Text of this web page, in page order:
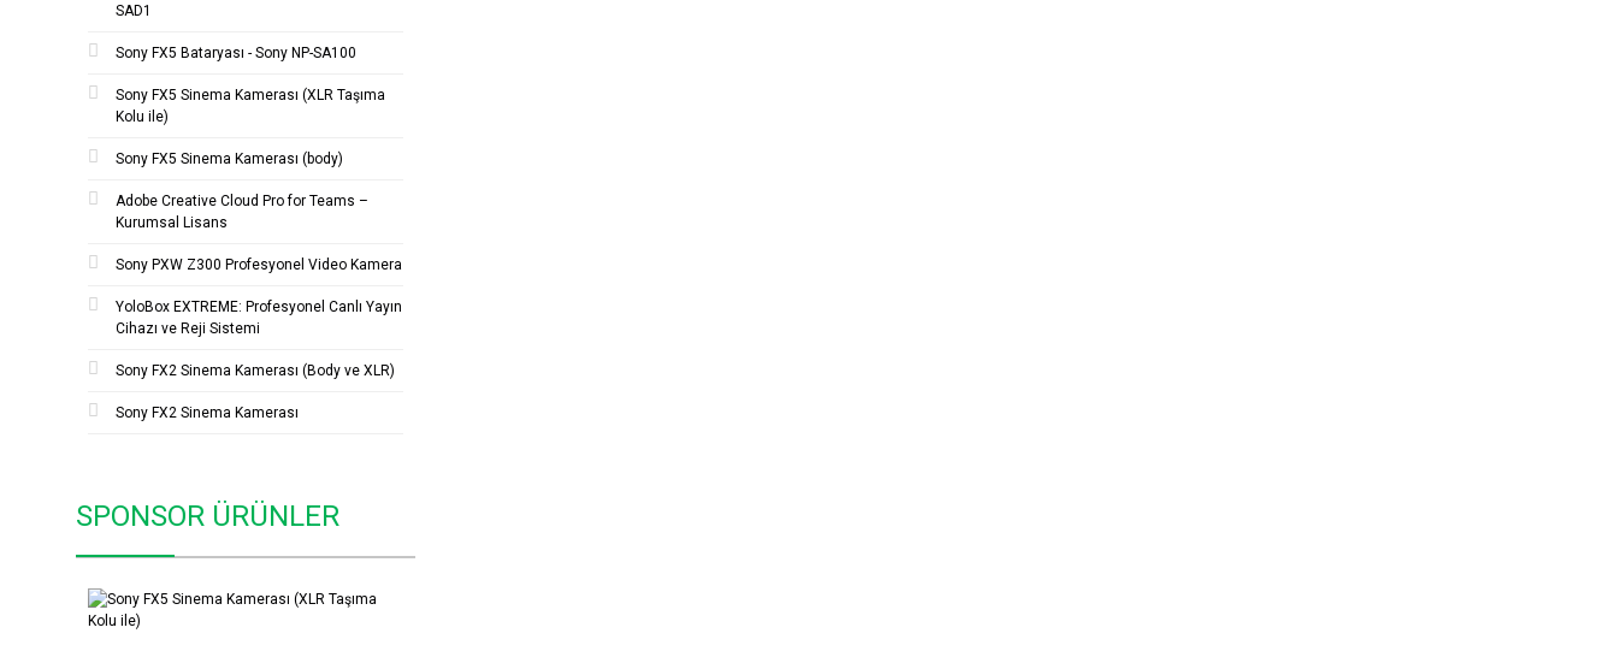
SAD1
Sony FX5 Bataryası - Sony NP-SA100
Sony FX5 Sinema Kamerası (XLR Taşıma
Kolu ile)
Sony FX5 Sinema Kamerası (body)
Adobe Creative Cloud Pro for Teams –
Kurumsal Lisans
Sony PXW Z300 Profesyonel Video Kamera
YoloBox EXTREME: Profesyonel Canlı Yayın
Cihazı ve Reji Sistemi
Sony FX2 Sinema Kamerası (Body ve XLR)
Sony FX2 Sinema Kamerası
SPONSOR ÜRÜNLER